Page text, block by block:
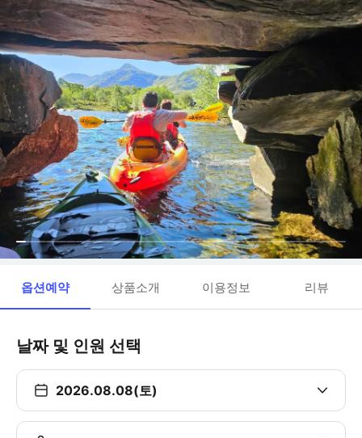
옵션예약 상품소개 이용정보 리뷰
날짜 및 인원 선택
2026.08.08(토)